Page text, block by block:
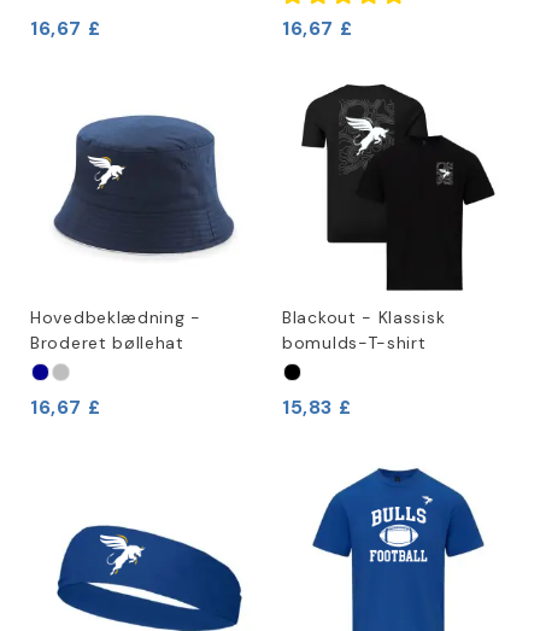
16,67 £ 16,67 £
Hovedbeklædning -
Broderet bøllehat
16,67 £
Blackout - Klassisk
bomulds-T-shirt
15,83 £